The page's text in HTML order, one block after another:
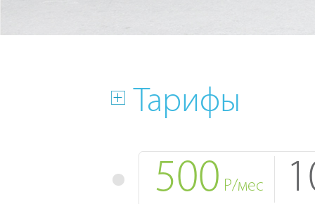
Тарифы
500 Р/мес